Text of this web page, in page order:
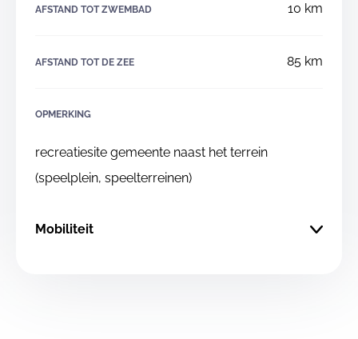
AFSTAND TOT ZWEMBAD 10 km
AFSTAND TOT DE ZEE 85 km
OPMERKING
recreatiesite gemeente naast het terrein
(speelplein, speelterreinen)
Mobiliteit